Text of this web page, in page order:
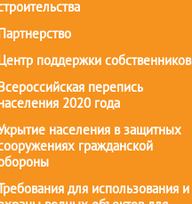
поддержки собственников
перепись
2020 года
населения в защитных
гражданской
для использования и